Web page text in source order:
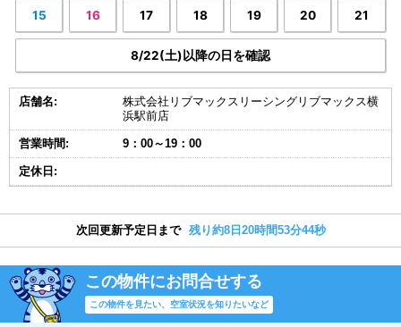
15 16 17 18 19 20 21
8/22(土)以降の日を確認
店舗名:
株式会社リブマックスリーシングリブマックス横
浜駅前店
営業時間: 9：00～19：00
定休日:
次回更新予定日まで 残り約8日20時間53分43秒
この物件にお問合せする
この物件を見たい、空室状況を知りたいなど